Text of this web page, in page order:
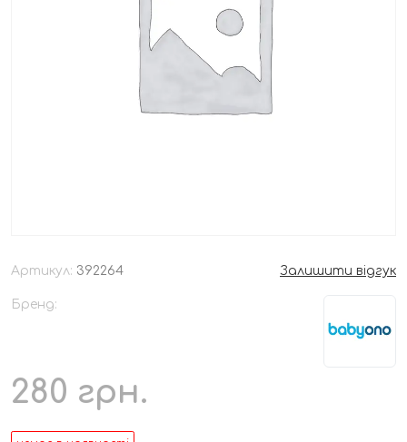
Артикул: 392264 Залишити відгук
Бренд:
280 грн.